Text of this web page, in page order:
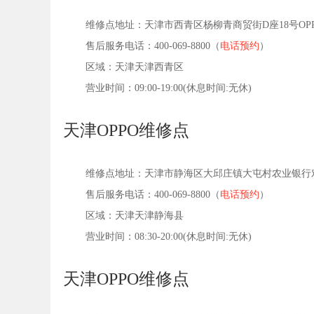
维修点地址：天津市西青区杨柳青商贸街D座18号
售后服务电话：400-069-8800（电话预约）
区域：天津天津西青区
营业时间：09:00-19:00(休息时间:无休)
天津OPPO维修点
维修点地址：天津市静海区大邱庄镇大屯村农业银行
售后服务电话：400-069-8800（电话预约）
区域：天津天津静海县
营业时间：08:30-20:00(休息时间:无休)
天津OPPO维修点